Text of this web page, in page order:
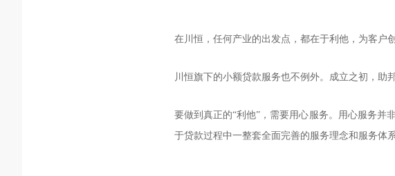
在川恒，任何产业的出发点，都在于利他，为客户
川恒旗下的小额贷款服务也不例外。成立之初，助
要做到真正的“利他”，需要用心服务。用心服务并
于贷款过程中一整套全面完善的服务理念和服务体